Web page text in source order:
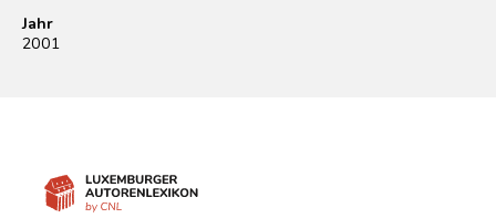
Jahr
2001